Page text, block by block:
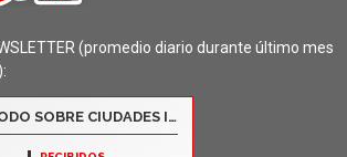
(promedio diario durante último mes